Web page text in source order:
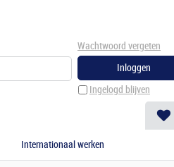
Ingelogd blijven
Wachtwoord vergeten
Internationaal werken